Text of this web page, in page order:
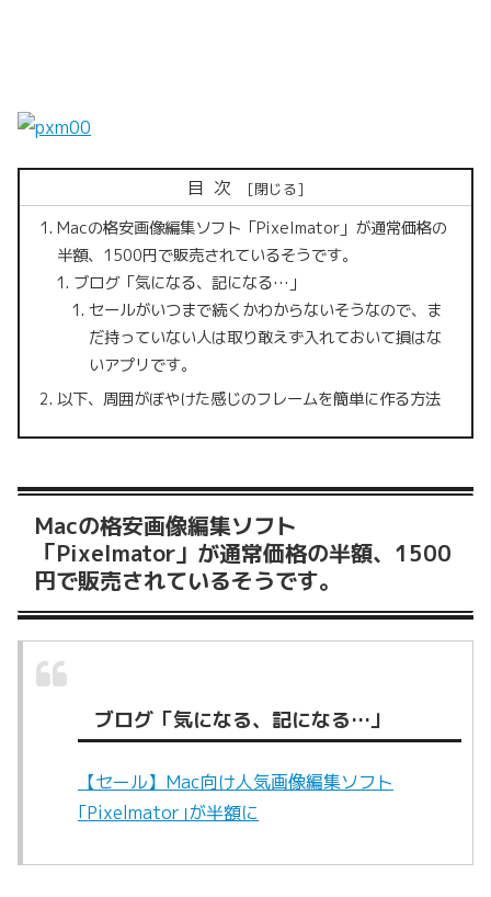
目次
Macの格安画像編集ソフト「Pixelmator」が通常価格の
半額、1500円で販売されているそうです。
ブログ「気になる、記になる…」
セールがいつまで続くかわからないそうなので、ま
だ持っていない人は取り敢えず入れておいて損はな
いアプリです。
以下、周囲がぼやけた感じのフレームを簡単に作る方法
Macの格安画像編集ソフト
「Pixelmator」が通常価格の半額、1500
円で販売されているそうです。
ブログ「気になる、記になる…」
【セール】Mac向け人気画像編集ソフト
｢Pixelmator｣が半額に